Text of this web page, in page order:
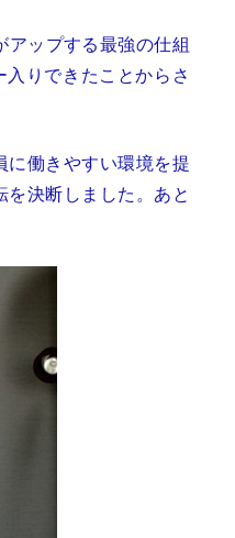
アップする最強の仕組
りできたことからさ
働きやすい環境を提
決断しました。あと